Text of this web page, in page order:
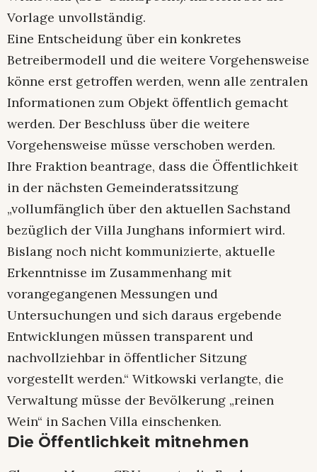
Vorlage unvollständig.
Eine Entscheidung über ein konkretes
Betreibermodell und die weitere Vorgehensweise
könne erst getroffen werden, wenn alle zentralen
Informationen zum Objekt öffentlich gemacht
werden. Der Beschluss über die weitere
Vorgehensweise müsse verschoben werden.
Ihre Fraktion beantrage, dass die Öffentlichkeit
in der nächsten Gemeinderatssitzung
„vollumfänglich über den aktuellen Sachstand
bezüglich der Villa Junghans informiert wird.
Bislang noch nicht kommunizierte, aktuelle
Erkenntnisse im Zusammenhang mit
vorangegangenen Messungen und
Untersuchungen und sich daraus ergebende
Entwicklungen müssen transparent und
nachvollziehbar in öffentlicher Sitzung
vorgestellt werden.“ Witkowski verlangte, die
Verwaltung müsse der Bevölkerung „reinen
Wein“ in Sachen Villa einschenken.
Die Öffentlichkeit mitnehmen